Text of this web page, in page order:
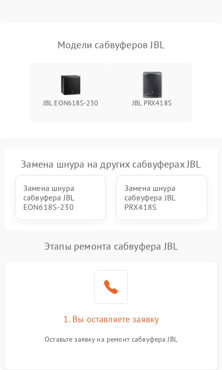
перенапряжения
Подробнее →
Неисправность системы
Подробнее →
Неисправность системы
защиты от перегрева
Модели сабвуферов JBL
JBL EON618S-230 JBL PRX418S
Замена шнура на других сабвуферах JBL
Замена шнура
сабвуфера JBL
EON618S-230
Замена шнура
сабвуфера JBL
PRX418S
Этапы ремонта сабвуфера JBL
1. Вы оставляете заявку
Оставьте заявку на ремонт сабвуфера JBL